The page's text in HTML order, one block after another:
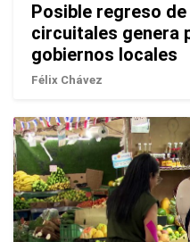
Posible regreso
circuitales genera
gobiernos locales
Félix Chávez